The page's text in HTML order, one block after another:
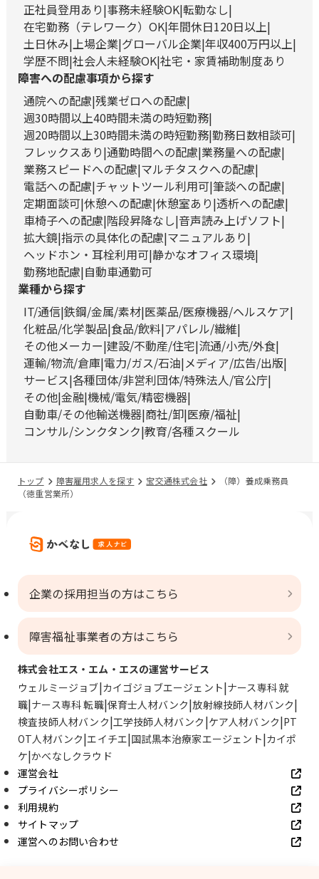
正社員登用あり 事務未経験OK 転勤なし
在宅勤務（テレワーク）OK 年間休日120日以上
土日休み 上場企業 グローバル企業 年収400万円以上
学歴不問 社会人未経験OK 社宅・家賃補助制度あり
障害への配慮事項から探す
通院への配慮 残業ゼロへの配慮
週30時間以上40時間未満の時短勤務
週20時間以上30時間未満の時短勤務 勤務日数相談可
フレックスあり 通勤時間への配慮 業務量への配慮
業務スピードへの配慮 マルチタスクへの配慮
電話への配慮 チャットツール利用可 筆談への配慮
定期面談可 休憩への配慮 休憩室あり 透析への配慮
車椅子への配慮 階段昇降なし 音声読み上げソフト
拡大鏡 指示の具体化の配慮 マニュアルあり
ヘッドホン・耳栓利用可 静かなオフィス環境
勤務地配慮 自動車通勤可
業種から探す
IT/通信 鉄鋼/金属/素材 医薬品/医療機器/ヘルスケア
化粧品/化学製品 食品/飲料 アパレル/繊維
その他メーカー 建設/不動産/住宅 流通/小売/外食
運輸/物流/倉庫 電力/ガス/石油 メディア/広告/出版
サービス 各種団体/非営利団体/特殊法人/官公庁
その他 金融 機械/電気/精密機器
自動車/その他輸送機器 商社/卸 医療/福祉
コンサル/シンクタンク 教育/各種スクール
トップ 障害雇用求人を探す 宝交通株式会社
（障）養成乗務員
（徳重営業所）
企業の採用担当の方はこちら
障害福祉事業者の方はこちら
株式会社エス・エム・エスの運営サービス
ウェルミージョブ カイゴジョブエージェント ナース専科 就
職 ナース専科 転職 保育士人材バンク 放射線技師人材バンク
検査技師人材バンク 工学技師人材バンク ケア人材バンク PT
OT人材バンク エイチエ 国試黒本治療家エージェント カイポ
ケ かべなしクラウド
運営会社
プライバシーポリシー
利用規約
サイトマップ
運営へのお問い合わせ